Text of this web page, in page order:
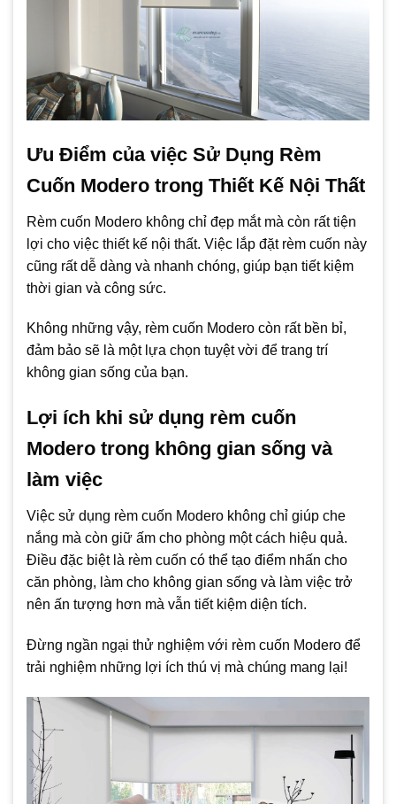
Ưu Điểm của việc Sử Dụng Rèm
Cuốn Modero trong Thiết Kế Nội Thất
Rèm cuốn Modero không chỉ đẹp mắt mà còn rất tiện
lợi cho việc thiết kế nội thất. Việc lắp đặt rèm cuốn này
cũng rất dễ dàng và nhanh chóng, giúp bạn tiết kiệm
thời gian và công sức.
Không những vậy, rèm cuốn Modero còn rất bền bỉ,
đảm bảo sẽ là một lựa chọn tuyệt vời để trang trí
không gian sống của bạn.
Lợi ích khi sử dụng rèm cuốn
Modero trong không gian sống và
làm việc
Việc sử dụng rèm cuốn Modero không chỉ giúp che
nắng mà còn giữ ấm cho phòng một cách hiệu quả.
Điều đặc biệt là rèm cuốn có thể tạo điểm nhấn cho
căn phòng, làm cho không gian sống và làm việc trở
nên ấn tượng hơn mà vẫn tiết kiệm diện tích.
Đừng ngần ngại thử nghiệm với rèm cuốn Modero để
trải nghiệm những lợi ích thú vị mà chúng mang lại!